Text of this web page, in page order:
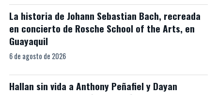
La historia de Johann Sebastian Bach, recreada
en concierto de Rosche School of the Arts, en
Guayaquil
6 de agosto de 2026
Hallan sin vida a Anthony Peñafiel y Dayan